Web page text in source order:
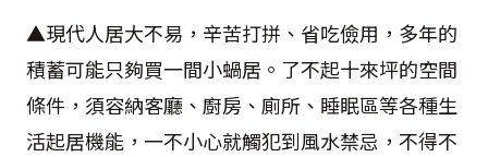
▲現代人居大不易，辛苦打拼、省吃儉用，多年的
積蓄可能只夠買一間小蝸居。了不起十來坪的空間
條件，須容納客廳、廚房、廁所、睡眠區等各種生
活起居機能，一不小心就觸犯到風水禁忌，不得不